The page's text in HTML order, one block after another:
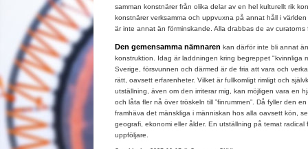
samman konstnärer från olika delar av en hel kulturellt rik
konstnärer verksamma och uppvuxna på annat håll i världen
är inte annat än förminskande. Alla drabbas de av
Den gemensamma nämnaren kan därför inte bli annat
konstruktion. Idag är laddningen kring begreppet "kvinnliga
Sverige, försvunnen och därmed är de fria att vara och
rätt, oavsett erfarenheter. Vilket är fullkomligt rimligt och
utställning, även om den irriterar mig, kan möjligen vara en
och låta fler nå över tröskeln till ”finrummen”. Då fyller den
framhäva det mänskliga i människan hos alla oavsett kön,
geografi, ekonomi eller ålder. En utställning på temat radical
uppföljare.